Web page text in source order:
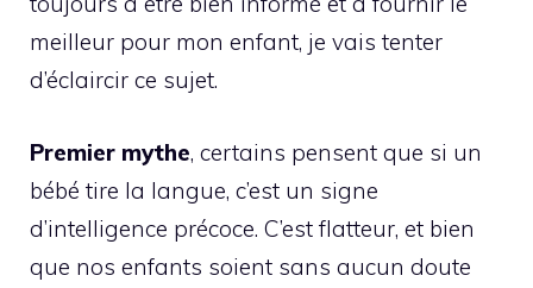
meilleur pour mon enfant, je vais tenter
d’éclaircir ce sujet.
Premier mythe, certains pensent que si un
bébé tire la langue, c’est un signe
d’intelligence précoce. C’est flatteur, et bien
que nos enfants soient sans aucun doute